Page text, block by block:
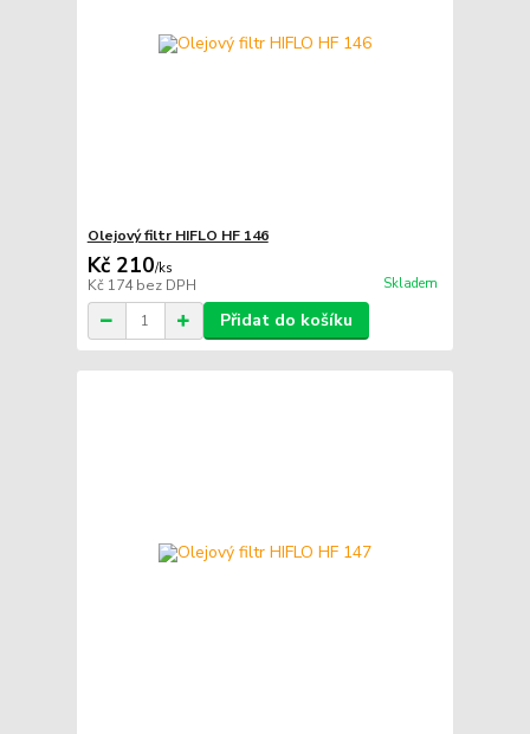
Olejový filtr HIFLO HF 146
Kč 210/ks
Kč 174bez DPH Skladem
Přidat do košíku